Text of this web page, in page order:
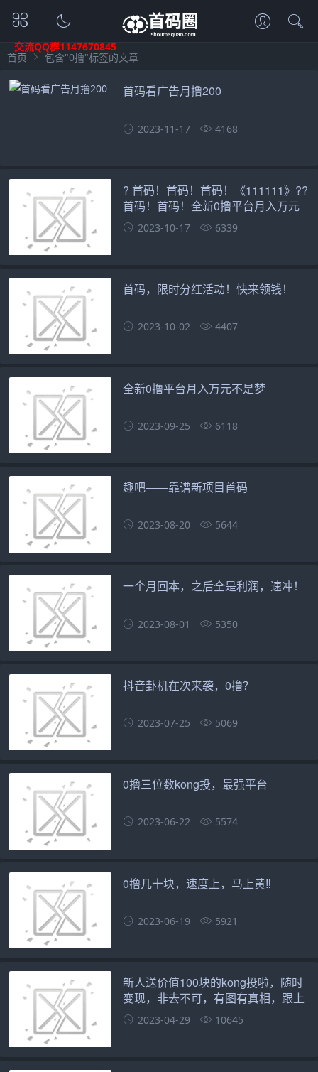
交流QQ群1147670845
首页 包含"0撸"标签的文章
首码看广告月撸200
2023-11-17 4168
? 首码！首码！首码！《111111》??
首码！首码！全新0撸平台月入万元
不是梦 永久6元扶持奖励。
2023-10-17 6339
首码，限时分红活动！快来领钱！
2023-10-02 4407
全新0撸平台月入万元不是梦
2023-09-25 6118
趣吧——靠谱新项目首码
2023-08-20 5644
一个月回本，之后全是利润，速冲！
2023-08-01 5350
抖音卦机在次来袭，0撸？
2023-07-25 5069
0撸三位数kong投，最强平台
2023-06-22 5574
0撸几十块，速度上，马上黄‼️
2023-06-19 5921
新人送价值100块的kong投啦，随时
变现，非去不可，有图有真相，跟上
了吃肉，风口来了幻藏起飞
2023-04-29 10645